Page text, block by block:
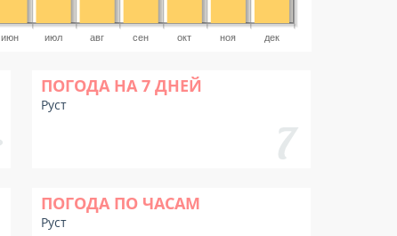
июн июл авг сен окт ноя дек
ПОГОДА НА 7 ДНЕЙ
Руст
ПОГОДА ПО ЧАСАМ
Руст